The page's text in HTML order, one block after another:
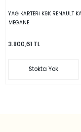
YAĞ KARTERİ K9K RENAULT
MEGANE
3.800,61 TL
Stokta Yok